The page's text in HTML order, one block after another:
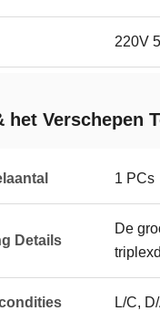
220V
het Verschepen
1 PCs
Details
De
L/C,